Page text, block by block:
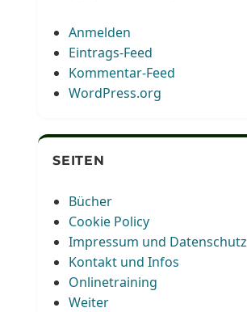
Anmelden
Eintrags-Feed
Kommentar-Feed
WordPress.org
SEITEN
Bücher
Cookie Policy
Impressum und Datenschutz
Kontakt und Infos
Onlinetraining
Weiter